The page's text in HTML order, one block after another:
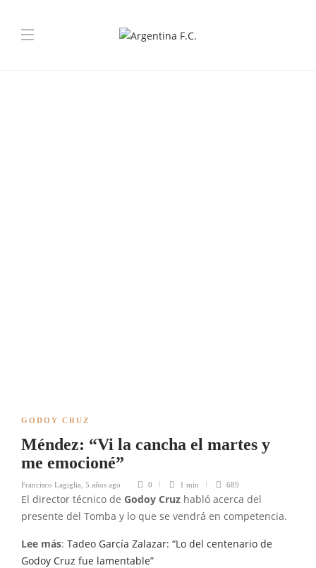
GODOY CRUZ
Méndez: “Vi la cancha el martes y
me emocioné”
Francisco Lagiglia 5 años ago 0 1 min 689
El director técnico de Godoy Cruz habló acerca del
presente del Tomba y lo que se vendrá en competencia.
Lee más: Tadeo García Zalazar: “Lo del centenario de
Godoy Cruz fue lamentable”